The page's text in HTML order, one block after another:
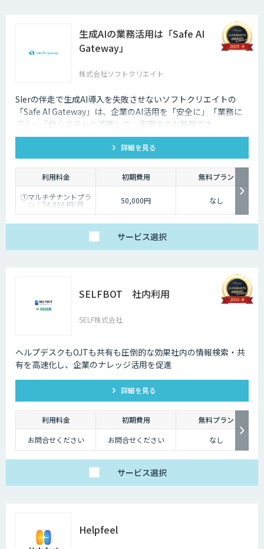
生成AIの業務活用は「Safe AI
Gateway」
株式会社ソフトクリエイト
SIerの伴走で生成AI導入を失敗させないソフトクリエイトの
「Safe AI Gateway」は、企業のAI活用を「安全に」「業務に
深く」「他システムと連携して」実現するAI基盤です。
kintone・Salesforce連携にも対応します。
詳細を見る
利用料金 初期費用
無料プラン
①マルチテナントプラ
ン：74,800 円/月
②スタータープラン：
149,800円/月
50,000円 なし
サービス選択
SELFBOT 社内利用
SELF株式会社
ヘルプデスクもOJTも共有も圧倒的な効果社内の情報検索・共
有を高速化し、企業のナレッジ活用を促進
詳細を見る
利用料金 初期費用
無料プラン
お問合せください
お問合せください なし
サービス選択
Helpfeel